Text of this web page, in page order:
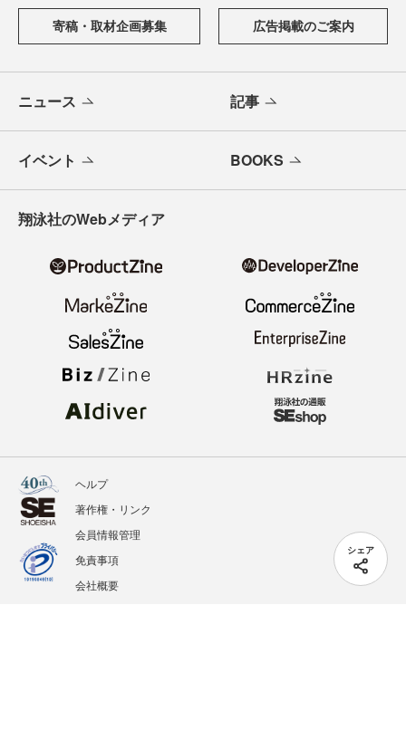
シェア
寄稿・取材企画募集 広告掲載のご案内
ニュース 記事
イベント BOOKS
翔泳社のWebメディア
ヘルプ
著作権・リンク
会員情報管理
免責事項
会社概要